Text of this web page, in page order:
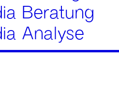
Beratung
Analyse